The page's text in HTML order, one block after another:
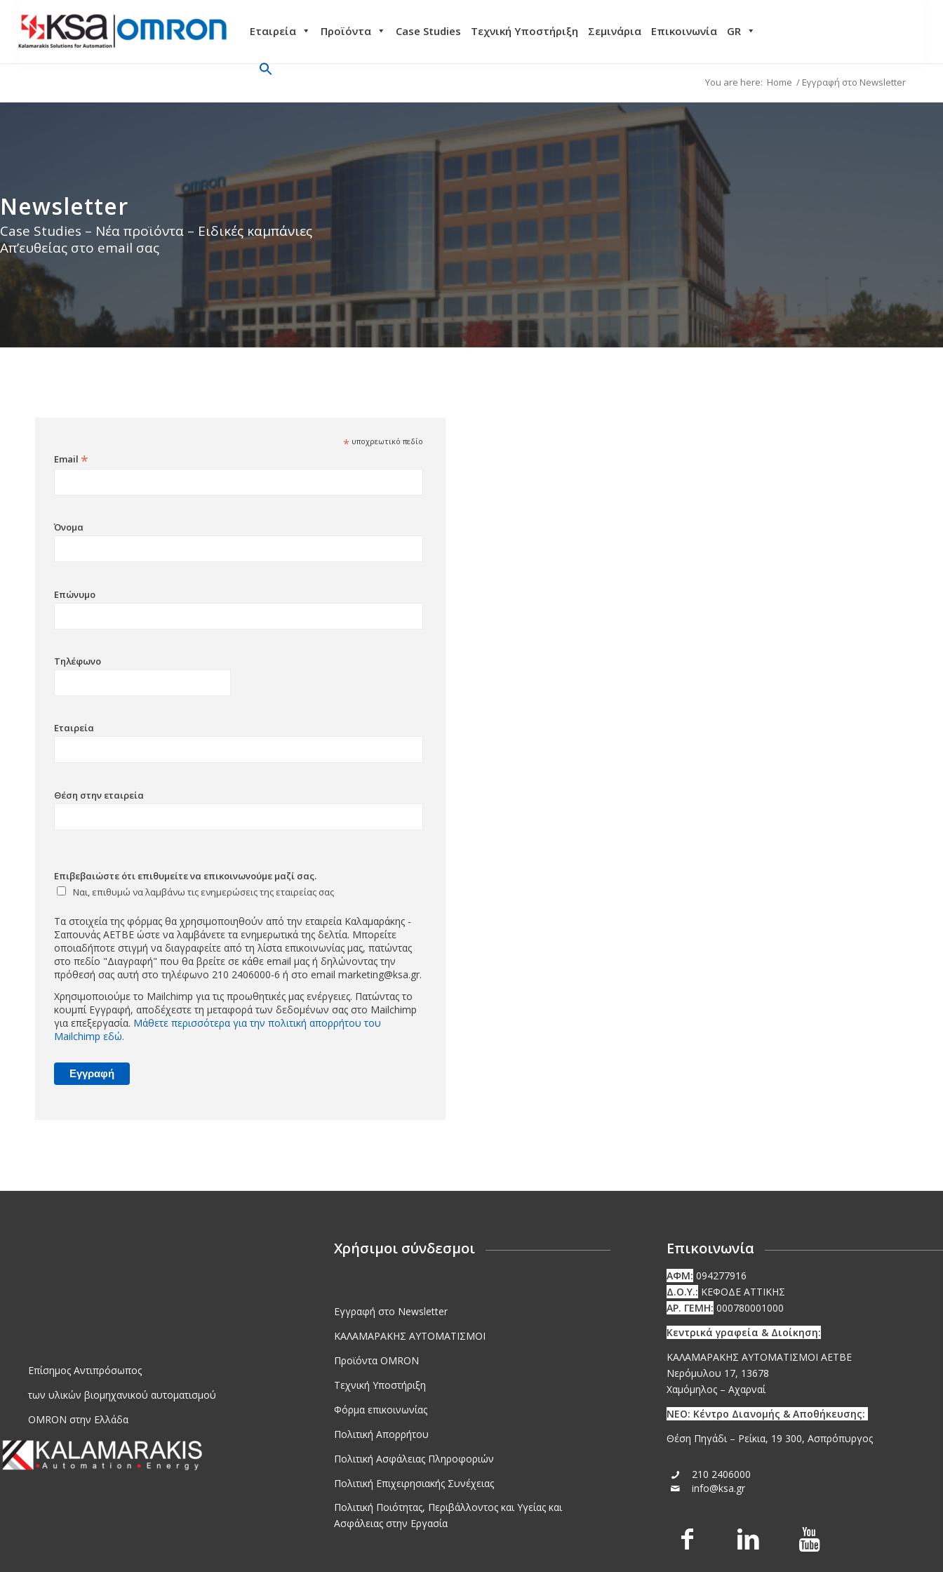
Εταιρεία Προϊόντα Case Studies Τεχνική Υποστήριξη Σεμινάρια Επικοινωνία GR
You are here: Home / Εγγραφή στο Newsletter
Newsletter
Case Studies – Νέα προϊόντα – Ειδικές καμπάνιες
Απ’ευθείας στο email σας
*υποχρεωτικό πεδίο
Email *
Όνομα
Επώνυμο
Τηλέφωνο
Εταιρεία
Θέση στην εταιρεία
Επιβεβαιώστε ότι επιθυμείτε να επικοινωνούμε μαζί σας.
Ναι, επιθυμώ να λαμβάνω τις ενημερώσεις της εταιρείας σας
Τα στοιχεία της φόρμας θα χρησιμοποιηθούν από την εταιρεία Καλαμαράκης -
Σαπουνάς ΑΕΤΒΕ ώστε να λαμβάνετε τα ενημερωτικά της δελτία. Μπορείτε
οποιαδήποτε στιγμή να διαγραφείτε από τη λίστα επικοινωνίας μας, πατώντας
στο πεδίο "Διαγραφή" που θα βρείτε σε κάθε email μας ή δηλώνοντας την
πρόθεσή σας αυτή στο τηλέφωνο 210 2406000-6 ή στο email marketing@ksa.gr.
Χρησιμοποιούμε το Mailchimp για τις προωθητικές μας ενέργειες. Πατώντας το
κουμπί Εγγραφή, αποδέχεστε τη μεταφορά των δεδομένων σας στο Mailchimp
για επεξεργασία. Μάθετε περισσότερα για την πολιτική απορρήτου του
Mailchimp εδώ.
Χρήσιμοι σύνδεσμοι Επικοινωνία
Επίσημος Αντιπρόσωπος
των υλικών βιομηχανικού αυτοματισμού
OMRON στην Ελλάδα
Εγγραφή στο Newsletter
ΚΑΛΑΜΑΡΑΚΗΣ ΑΥΤΟΜΑΤΙΣΜΟΙ
Προϊόντα OMRON
Τεχνική Υποστήριξη
Φόρμα επικοινωνίας
Πολιτική Απορρήτου
Πολιτική Ασφάλειας Πληροφοριών
Πολιτική Επιχειρησιακής Συνέχειας
Πολιτική Ποιότητας, Περιβάλλοντος και Υγείας και
Ασφάλειας στην Εργασία
ΑΦΜ: 094277916
Δ.Ο.Υ.: ΚΕΦΟΔΕ ΑΤΤΙΚΗΣ
ΑΡ. ΓΕΜΗ: 000780001000
Κεντρικά γραφεία & Διοίκηση:
ΚΑΛΑΜΑΡΑΚΗΣ ΑΥΤΟΜΑΤΙΣΜΟΙ ΑΕΤΒΕ
Νερόμυλου 17, 13678
Χαμόμηλος – Αχαρναί
ΝΕΟ: Κέντρο Διανομής & Αποθήκευσης:
Θέση Πηγάδι – Ρείκια, 19 300, Ασπρόπυργος
210 2406000
info@ksa.gr